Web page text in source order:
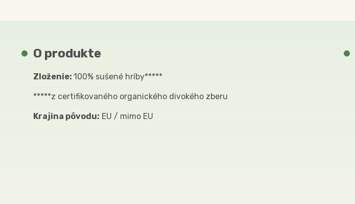
O produkte
Zloženie: 100% sušené hríby*****
*****z certifikovaného organického divokého zberu
Krajina pôvodu: EU / mimo EU